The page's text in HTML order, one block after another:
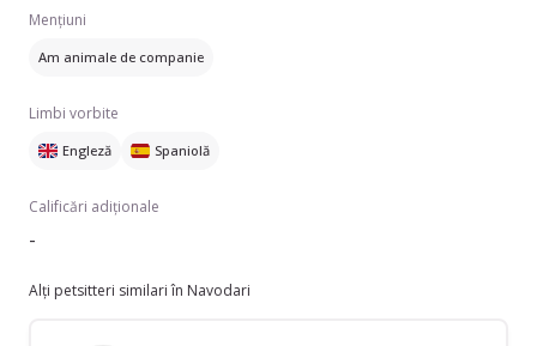
Mențiuni
Am animale de companie
Limbi vorbite
Engleză Spaniolă
Calificări adiționale
-
Alți petsitteri similari în Navodari